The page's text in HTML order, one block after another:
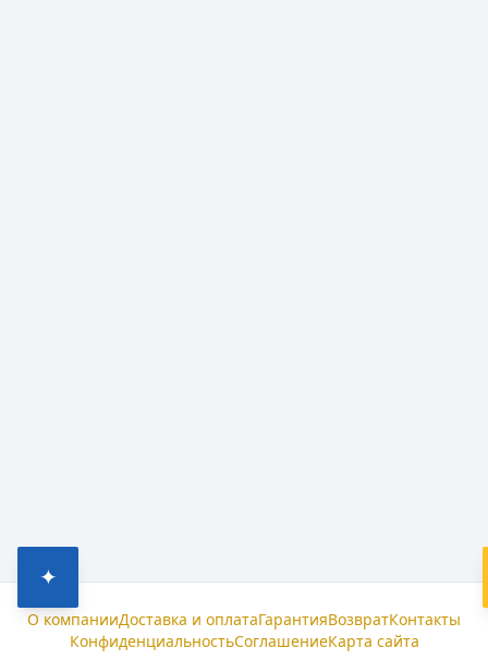
✦
О компанииДоставка и оплатаГарантияВозвратКонтакты
КонфиденциальностьСоглашениеКарта сайта